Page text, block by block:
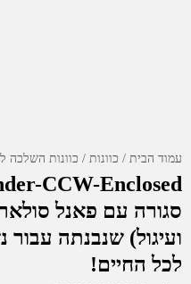
עמוד הבית כוונות כוונות השלכה
ועיגול) שנבנתה
לכל החיים!